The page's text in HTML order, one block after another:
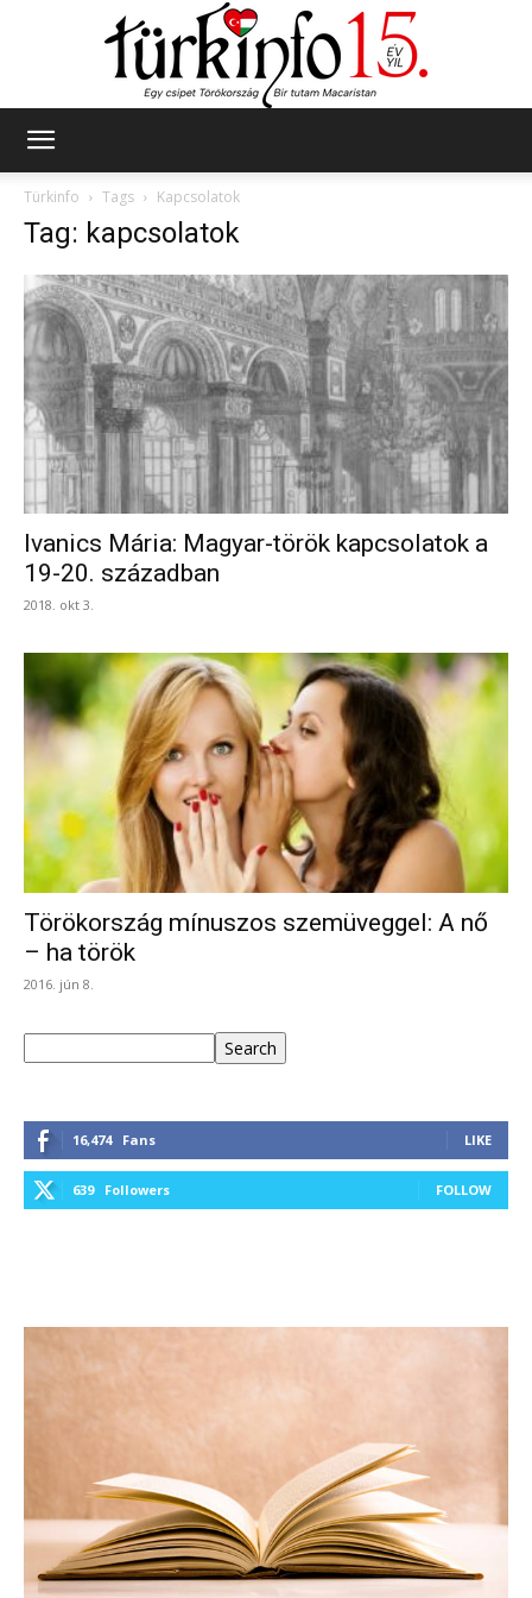
Türkinfo
Tags Kapcsolatok
Tag: kapcsolatok
Ivanics Mária: Magyar-török kapcsolatok a
19-20. században
2018. okt 3.
Törökország mínuszos szemüveggel: A nő
– ha török
2016. jún 8.
Search
16,474 Fans LIKE
639 Followers FOLLOW